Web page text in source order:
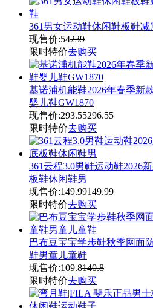
361男女运动鞋休闲鞋板鞋
现售价:54239
限时特价去购买
基诺浦机能鞋2026年春季新
婴儿鞋GW1870
现售价:293.55296.55
限时特价去购买
361云程3.0男鞋运动鞋2026
板鞋休闲鞋男
现售价:149.99149.99
限时特价去购买
巴布豆宝宝学步鞋秋季网面
鞋男童儿童鞋
现售价:109.8140.8
限时特价去购买